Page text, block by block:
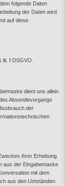
folgende Daten
der Daten wird
auf diese
lit. f DSGVO.
dient uns allein
Absendevorgangs
der
ihrer Erhebung
aus der Eingabemaske
mit dem
aus den Umständen